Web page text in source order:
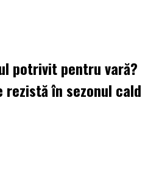
potrivit pentru vară?
în sezonul cald